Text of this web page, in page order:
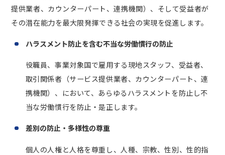
提供業者、カウンターパート、連携機関）、そして受益者が
その潜在能力を最大限発揮できる社会の実現を促進します。
ハラスメント防止を含む不当な労働慣行の防止
役職員、事業対象国で雇用する現地スタッフ、受益者、
取引関係者（サービス提供業者、カウンターパート、連
携機関）、において、あらゆるハラスメントを防止し不
当な労働慣行を防止・是正します。
差別の防止・多様性の尊重
個人の人権と人格を尊重し、人種、宗教、性別、性的指